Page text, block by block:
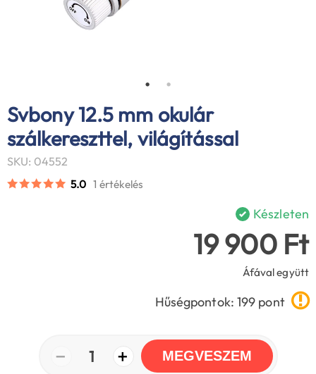
Svbony 12.5 mm okulár
szálkereszttel, világítással
SKU: 04552
5.0 1 értékelés
Készleten
19 900 Ft
Áfával együtt
Hűségpontok: 199 pont
− 1 + MEGVESZEM